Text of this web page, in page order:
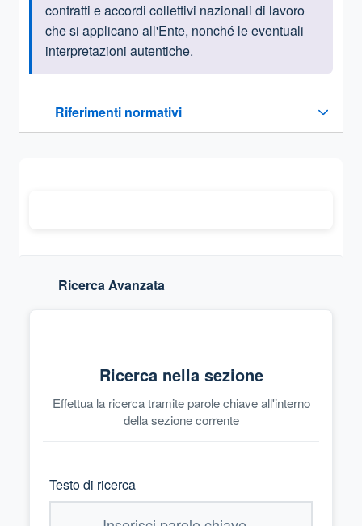
contratti e accordi collettivi nazionali di lavoro
che si applicano all'Ente, nonché le eventuali
interpretazioni autentiche.
Riferimenti normativi
Sezione compressa
Ricerca Avanzata
Ricerca nella sezione
Effettua la ricerca tramite parole chiave all'interno
della sezione corrente
Testo di ricerca